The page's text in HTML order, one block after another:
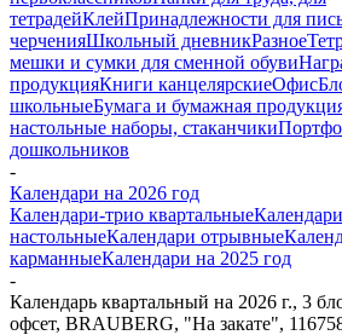
тетрадейКлейПринадлежности для
черченияШкольный дневникРазное
мешки и сумки для сменной обуви
продукцияКниги канцелярскиеОфис
школьныеБумага и бумажная
настольные наборы, стаканчики
дошкольников
-
Календари на 2026 год
Календари-трио квартальные
настольныеКалендари отрывные
карманныеКалендари на 2025 год
-
Календарь квартальный на 2026 г., 3
офсет, BRAUBERG, "На закате",